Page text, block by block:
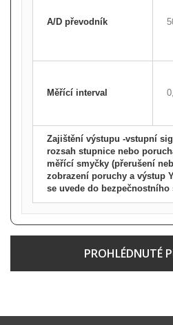
A/D převodník
Měřící interval
Zajištění výstupu -vstupní
rozsah stupnice nebo
měřící smyčky (přerušení
zobrazení poruchy a výstup
se uvede do bezpečnostního
PROHLÉDNUTÉ